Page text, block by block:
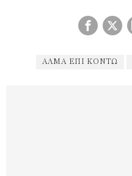
ΆΛΜΑ ΕΠΊ ΚΟΝΤΏ